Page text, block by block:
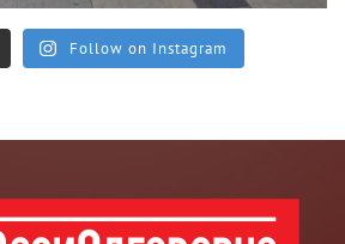
Follow on Instagram